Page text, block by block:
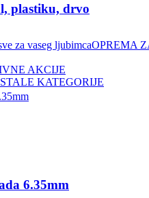
OPREMA
AKCIJE
KATEGORIJE
plastiku, drvo
6.35mm